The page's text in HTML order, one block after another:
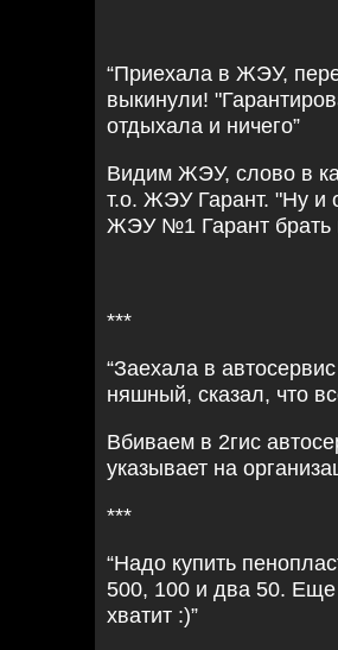
“Приехала в ЖЭУ,
выкинули!
отдыхала и ничего”
Видим ЖЭУ, слово в
т.о. ЖЭУ Гарант. "Ну и
ЖЭУ №1 Гарант брать
***
“Заехала в
няшный, сказал, что
Вбиваем в 2гис
указывает на
***
“Надо купить
500, 100 и два 50.
хватит :)”